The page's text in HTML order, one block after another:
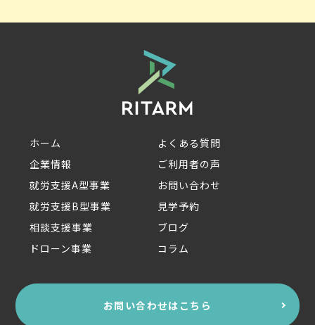
ホーム
企業情報
就労支援A型事業
就労支援B型事業
相談支援事業
ドローン事業
よくある質問
ご利用者の声
お問い合わせ
見学予約
ブログ
コラム
お問い合わせはこちら